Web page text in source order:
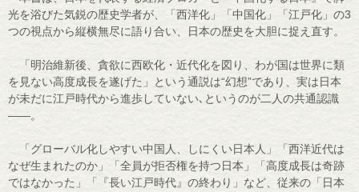
光を浴びた気鋭の歴史学者が、「西洋化」「中国化」「江戸化」の3
つの視点から縦横無尽に語り合い、日本の歴史を大胆に捉え直す。
「明治維新後、貪欲に西欧化・近代化を図り、わが国は世界に類
を見ない高度成長を遂げた」という通説は“幻想”であり、実は日本
が未だに江戸時代から進歩していない､というのが二人の共通認識
――。
「グローバル化しやすい中国人、しにくい日本人」「西洋近代は
なぜ生まれたのか」「全員が拒否権を持つ日本」「高度成長は奇跡
ではなかった」「『長い江戸時代』の終わり」など、従来の「日本